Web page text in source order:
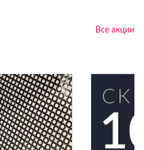
Все акции